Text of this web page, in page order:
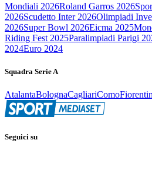
Mondiali 2026Roland Garros 2026
2026Scudetto Inter 2026Olimpiadi
2026Super Bowl 2026Eicma 2025
Riding Fest 2025Paralimpiadi Parigi
2024Euro 2024
Squadra Serie A
AtalantaBolognaCagliariComo
Seguici su